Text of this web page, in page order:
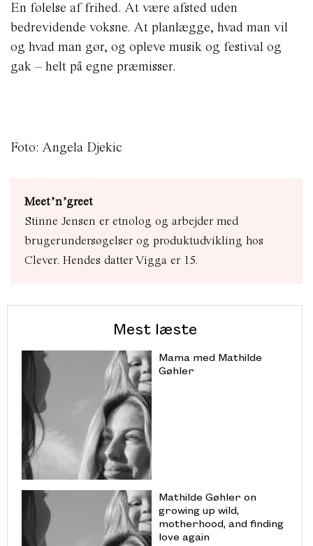
En følelse af frihed. At være afsted uden
bedrevidende voksne. At planlægge, hvad man vil
og hvad man gør, og opleve musik og festival og
gak – helt på egne præmisser.
Foto: Angela Djekic
Meet’n’greet
Stinne Jensen er etnolog og arbejder med
brugerundersøgelser og produktudvikling hos
Clever. Hendes datter Vigga er 15.
Mest læste
Mama med Mathilde
Gøhler
Mathilde Gøhler on
growing up wild,
motherhood, and finding
love again